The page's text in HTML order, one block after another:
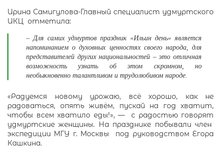
Ирина Самигулова-Главный специалист удмуртского
ИКЦ отметила:
– Для самих удмуртов праздник «Ильин день» является
напоминанием о духовных ценностях своего народа, для
представителей других национальностей – это отличная
возможность узнать об этом скромном, но
необыкновенно талантливом и трудолюбивом народе.
«Радуемся новому урожаю, всё хорошо, как не
радоваться, опять живём, пускай на год хватит,
чтобы всем хватило еды!», — с радостью говорят
удмуртские женщины. На празднике побывали член
экспедиции МГУ г. Москвы под руководством Егора
Кашкина.